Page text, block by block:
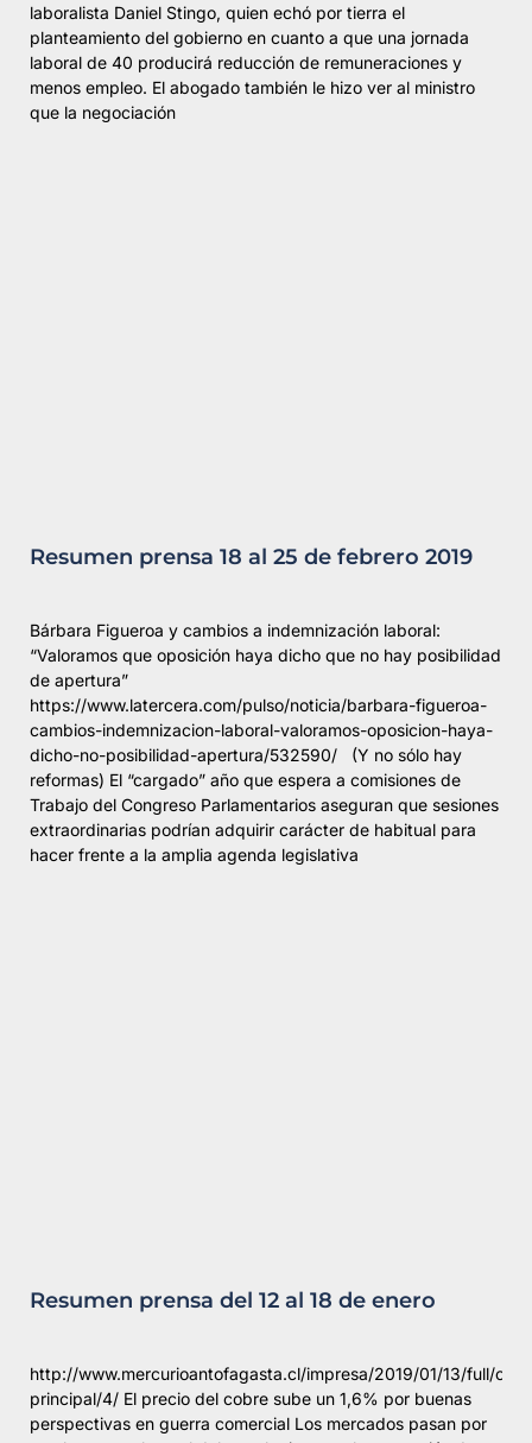
laboralista Daniel Stingo, quien echó por tierra el
planteamiento del gobierno en cuanto a que una jornada
laboral de 40 producirá reducción de remuneraciones y
menos empleo. El abogado también le hizo ver al ministro
que la negociación
Resumen prensa 18 al 25 de febrero 2019
Bárbara Figueroa y cambios a indemnización laboral:
“Valoramos que oposición haya dicho que no hay posibilidad
de apertura”
https://www.latercera.com/pulso/noticia/barbara-figueroa-
cambios-indemnizacion-laboral-valoramos-oposicion-haya-
dicho-no-posibilidad-apertura/532590/ (Y no sólo hay
reformas) El “cargado” año que espera a comisiones de
Trabajo del Congreso Parlamentarios aseguran que sesiones
extraordinarias podrían adquirir carácter de habitual para
hacer frente a la amplia agenda legislativa
Resumen prensa del 12 al 18 de enero
http://www.mercurioantofagasta.cl/impresa/2019/01/13/full/
principal/4/ El precio del cobre sube un 1,6% por buenas
perspectivas en guerra comercial Los mercados pasan por